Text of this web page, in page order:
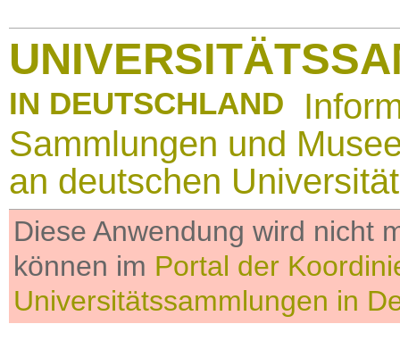
IN DEUTSCHLAND
Sammlungen und
an deutschen
Diese Anwendung wird nicht
können im Portal der
Universitätssammlungen in